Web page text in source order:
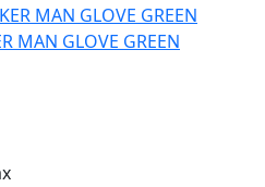
MAN GLOVE GREEN